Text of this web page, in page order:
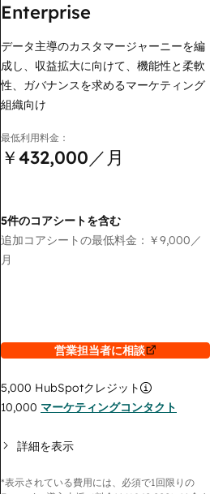
Enterprise
データ主導のカスタマージャーニーを編
成し、収益拡大に向けて、機能性と柔軟
性、ガバナンスを求めるマーケティング
組織向け
最低利用料金：
￥432,000／月
5件のコアシートを含む
追加コアシートの最低料金： ￥9,000／
月
営業担当者に相談
5,000 HubSpotクレジット
10,000 マーケティングコンタクト
詳細を表示
*表示されている費用には、必須で1回限りの